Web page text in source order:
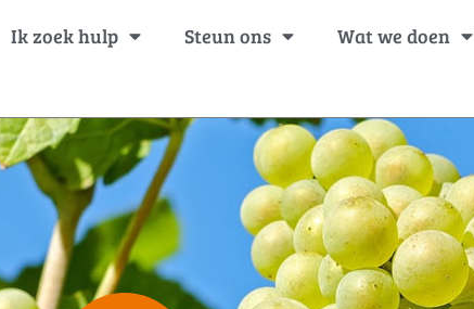
Ik zoek hulp Steun ons Wat we doen